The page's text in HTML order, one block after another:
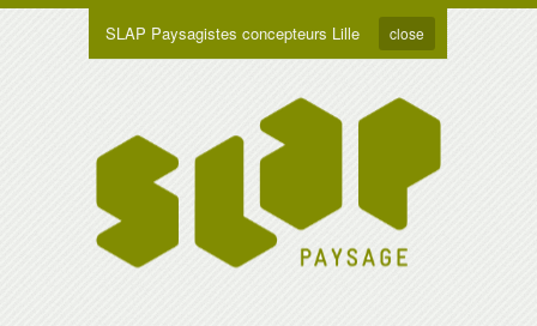
SLAP Paysagistes concepteurs Lille close